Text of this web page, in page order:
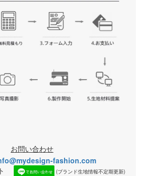
お問い合わせ
fashion.com
(ブランド生地情報不定期更新)